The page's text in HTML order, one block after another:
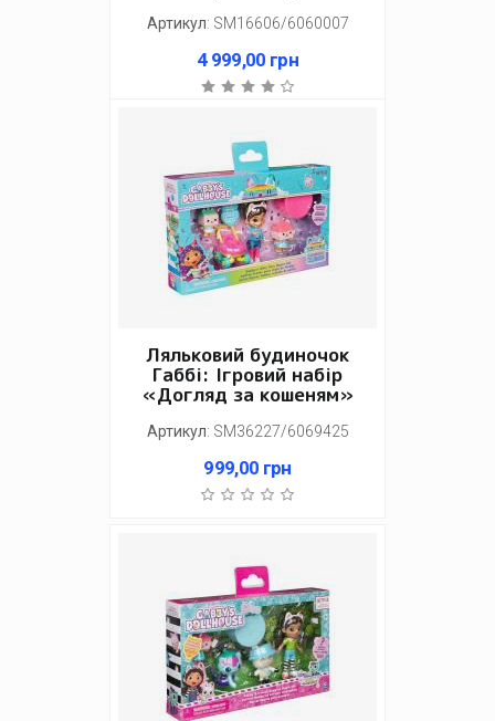
Артикул: SM16606/6060007
4 999,00 грн
Ляльковий будиночок
Габбі: Ігровий набір
«Догляд за кошеням»
Артикул: SM36227/6069425
999,00 грн